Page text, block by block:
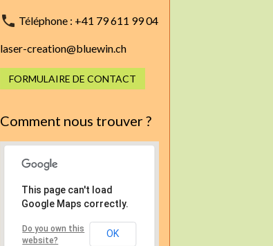
Téléphone : +41 79 611 99 04
laser-creation@bluewin.ch
FORMULAIRE DE CONTACT
Comment nous trouver ?
This page can't load
Google Maps correctly.
Do you own this
website?
OK